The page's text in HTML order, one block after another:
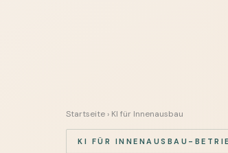
Startseite › KI für Innenausbau
KI FÜR INNENAUSBAU-